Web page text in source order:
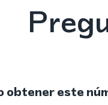
obtener este